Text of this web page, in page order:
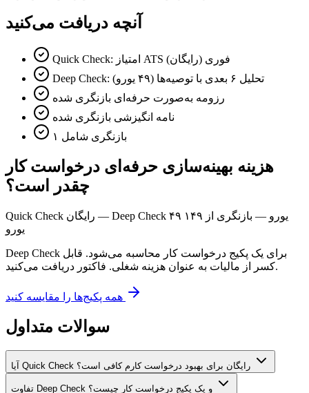
آنچه دریافت می‌کنید
Quick Check: امتیاز ATS فوری (رایگان)
Deep Check: تحلیل ۶ بعدی با توصیه‌ها (۴۹ یورو)
رزومه به‌صورت حرفه‌ای بازنگری شده
نامه انگیزشی بازنگری شده
۱ بازنگری شامل
هزینه بهینه‌سازی حرفه‌ای درخواست کار
چقدر است؟
Quick Check رایگان — Deep Check ۴۹ یورو — بازنگری از ۱۴۹
یورو
Deep Check برای یک پکیج درخواست کار محاسبه می‌شود. قابل
کسر از مالیات به عنوان هزینه شغلی. فاکتور دریافت می‌کنید.
سوالات متداول
آیا Quick Check رایگان برای بهبود درخواست کارم کافی است؟
تفاوت Deep Check و یک پکیج درخواست کار چیست؟